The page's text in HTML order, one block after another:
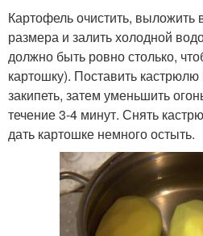
Картофель очистить,
размера и залить холодной
должно быть ровно столько,
картошку). Поставить
закипеть, затем уменьшить
течение 3-4 минут. Снять
дать картошке немного остыть.